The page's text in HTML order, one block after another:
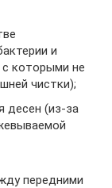
и
которыми не
чистки);
десен (из-за
передними